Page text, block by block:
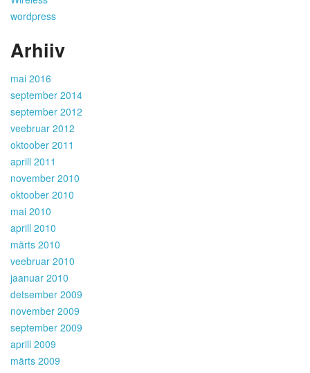
wordpress
Arhiiv
mai 2016
september 2014
september 2012
veebruar 2012
oktoober 2011
aprill 2011
november 2010
oktoober 2010
mai 2010
aprill 2010
märts 2010
veebruar 2010
jaanuar 2010
detsember 2009
november 2009
september 2009
aprill 2009
märts 2009